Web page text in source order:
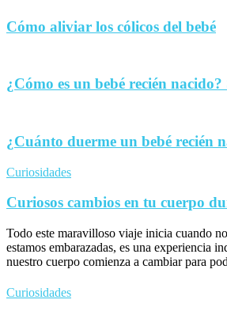
Cómo aliviar los cólicos del bebé
¿Cómo es un bebé recién nacido?
¿Cuánto duerme un bebé recién
Curiosidades
Curiosos cambios en tu cuerpo
Todo este maravilloso viaje inicia cuando
estamos embarazadas, es una experiencia
nuestro cuerpo comienza a cambiar para
Curiosidades